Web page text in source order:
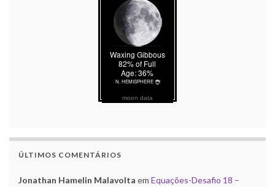
moon data
ÚLTIMOS COMENTÁRIOS
Jonathan Hamelin Malavolta em Equações-Desafio 18 –